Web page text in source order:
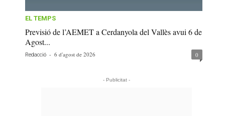
EL TEMPS
Previsió de l’AEMET a Cerdanyola del Vallès avui 6 de
Agost...
Redacció - 6 d'agost de 2026 0
- Publicitat -